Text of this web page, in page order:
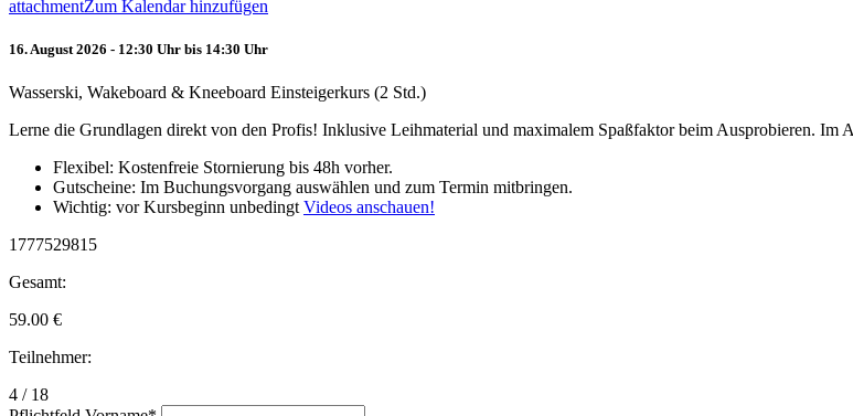
attachmentZum Kalendar hinzufügen
16. August 2026 - 12:30 Uhr bis 14:30 Uhr
Wasserski, Wakeboard & Kneeboard Einsteigerkurs (2 Std.)
Lerne die Grundlagen direkt von den Profis! Inklusive Leihmaterial und maximalem Spaßfaktor beim Ausprobieren. Im
Flexibel: Kostenfreie Stornierung bis 48h vorher.
Gutscheine: Im Buchungsvorgang auswählen und zum Termin mitbringen.
Wichtig: vor Kursbeginn unbedingt Videos anschauen!
1777529815
Gesamt:
59.00 €
Teilnehmer:
4 / 18